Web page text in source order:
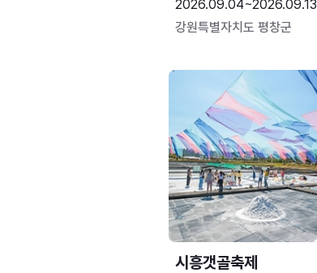
2026.09.04~2026.09.13
강원특별자치도 평창군
시흥갯골축제